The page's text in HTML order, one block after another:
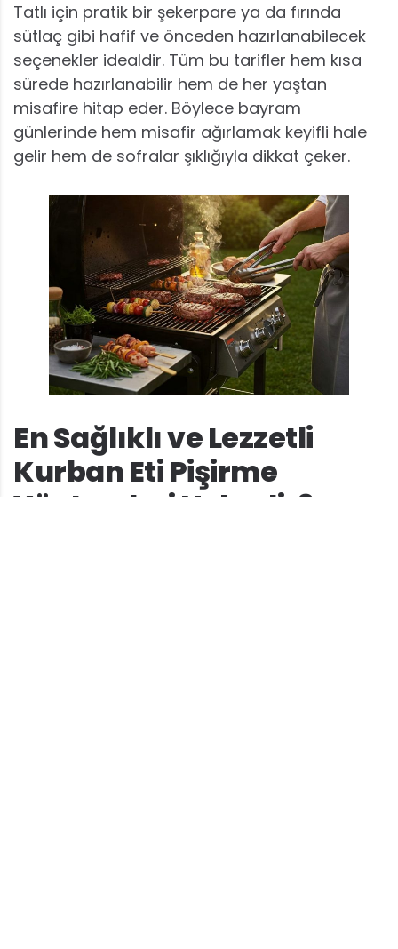
Tatlı için pratik bir şekerpare ya da fırında
sütlaç gibi hafif ve önceden hazırlanabilecek
seçenekler idealdir. Tüm bu tarifler hem kısa
sürede hazırlanabilir hem de her yaştan
misafire hitap eder. Böylece bayram
günlerinde hem misafir ağırlamak keyifli hale
gelir hem de sofralar şıklığıyla dikkat çeker.
En Sağlıklı ve Lezzetli
Kurban Eti Pişirme
Yöntemleri Nelerdir?